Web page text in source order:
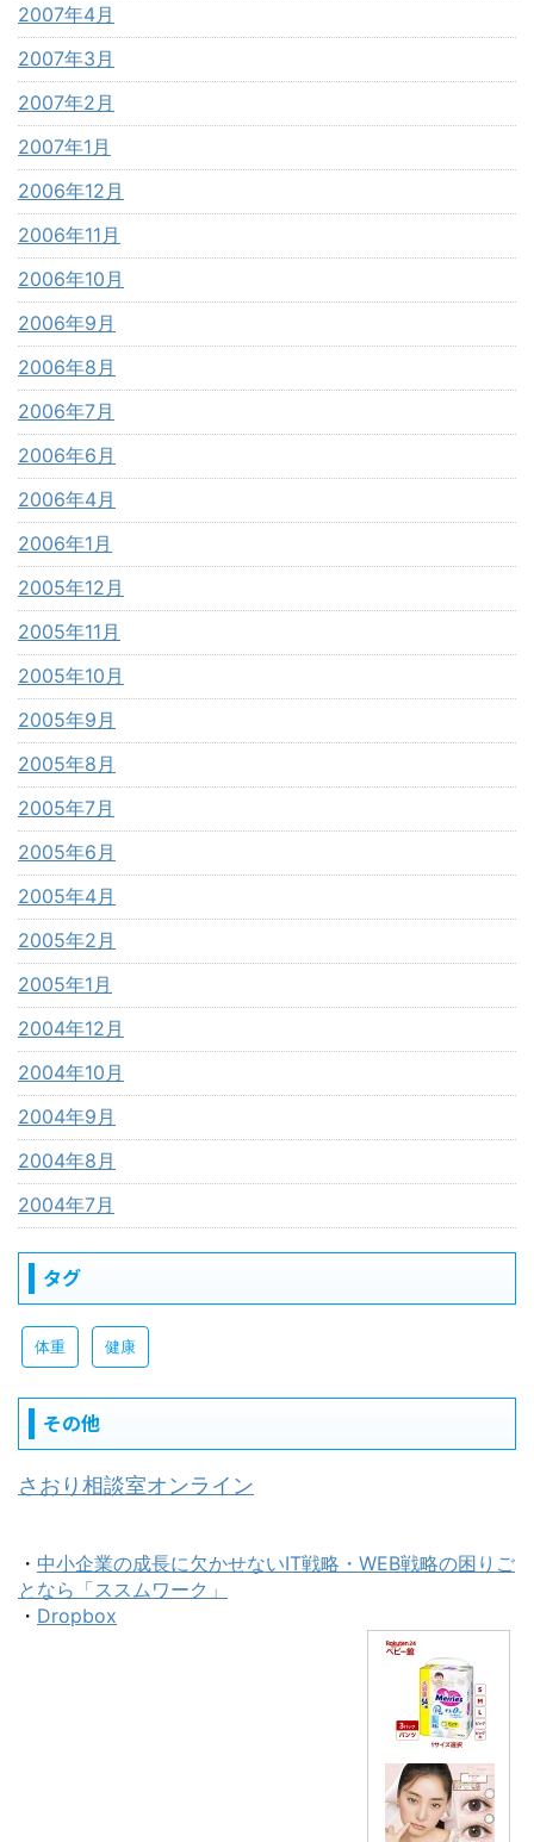
2007年4月
2007年3月
2007年2月
2007年1月
2006年12月
2006年11月
2006年10月
2006年9月
2006年8月
2006年7月
2006年6月
2006年4月
2006年1月
2005年12月
2005年11月
2005年10月
2005年9月
2005年8月
2005年7月
2005年6月
2005年4月
2005年2月
2005年1月
2004年12月
2004年10月
2004年9月
2004年8月
2004年7月
タグ
体重 健康
その他
さおり相談室オンライン
・ 中小企業の成長に欠かせないIT戦略・WEB戦略の困りご
となら「ススムワーク」
・ Dropbox